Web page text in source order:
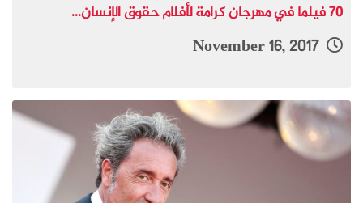
70 فيلما في مهرجان كرامة لأفلام حقوق الإنسان...
November 16, 2017